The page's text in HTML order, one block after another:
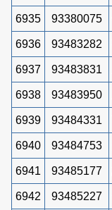
6935 93380075
6936 93483282
6937 93483831
6938 93483950
6939 93484331
6940 93484753
6941 93485177
6942 93485227